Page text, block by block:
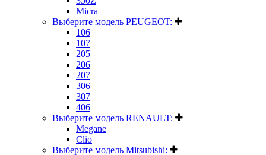
Micra
Выберите модель PEUGEOT:
106
107
205
206
207
306
307
406
Выберите модель RENAULT:
Megane
Clio
Выберите модель Mitsubishi: